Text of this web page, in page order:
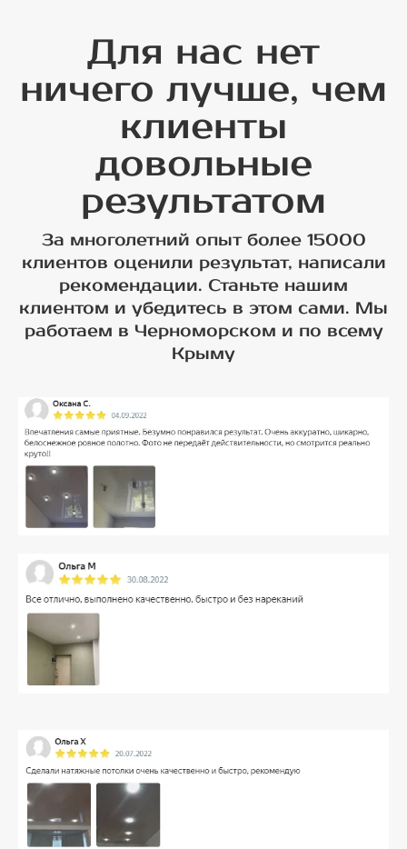
Для нас нет
ничего лучше, чем
клиенты
довольные
результатом
За многолетний опыт более 15000
клиентов оценили результат, написали
рекомендации. Станьте нашим
клиентом и убедитесь в этом сами. Мы
работаем в Черноморском и по всему
Крыму